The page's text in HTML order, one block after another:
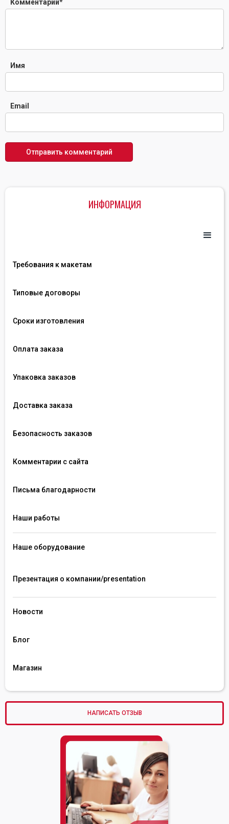
ИНФОРМАЦИЯ
Требования к макетам
Типовые договоры
Сроки изготовления
Оплата заказа
Упаковка заказов
Доставка заказа
Безопасность заказов
Комментарии с сайта
Письма благодарности
Наши работы
Наше оборудование
Презентация о компании/presentation
Новости
Блог
Магазин
НАПИСАТЬ ОТЗЫВ
Комментарий*
Имя
Email